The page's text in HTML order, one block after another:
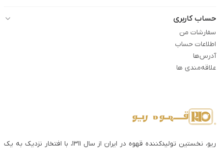
حساب کاربری
سفارشات من
اطلاعات حساب
آدرس‌ها
علاقه‌مندی ها
ریو، نخستین تولیدکننده قهوه در ایران از سال ۱۳۱۱، با افتخار نزدیک به یک